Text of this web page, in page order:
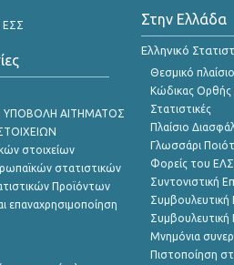
ΕΣΣ
ΥΠΟΒΟΛΗ ΑΙΤΗΜΑΤΟΣ
στοιχείων
στατιστικών
Προϊόντων
επαναχρησιμοποίηση
Στην Ελλάδα
Ελληνικό
Θεσμικό πλαίσιο
Κώδικας Ορθής
Στατιστικές
Πλαίσιο
Γλωσσάρι
Φορείς του
Συντονιστική
Συμβουλευτική
Μνημόνια
Πιστοποίηση